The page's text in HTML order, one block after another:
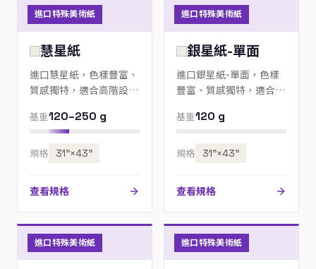
進口特殊美術紙
慧星紙
進口慧星紙，色樣豐富、
質感獨特，適合高階設
來電指定色號。
基重120–250 g
規格 31”×43”
查看規格
進口特殊美術紙
銀星紙-單面
進口銀星紙-單面，色樣
豐富、質感獨特，適合高
歡迎來電指定色號。
基重120 g
規格 31”×43”
查看規格
進口特殊美術紙 進口特殊美術紙